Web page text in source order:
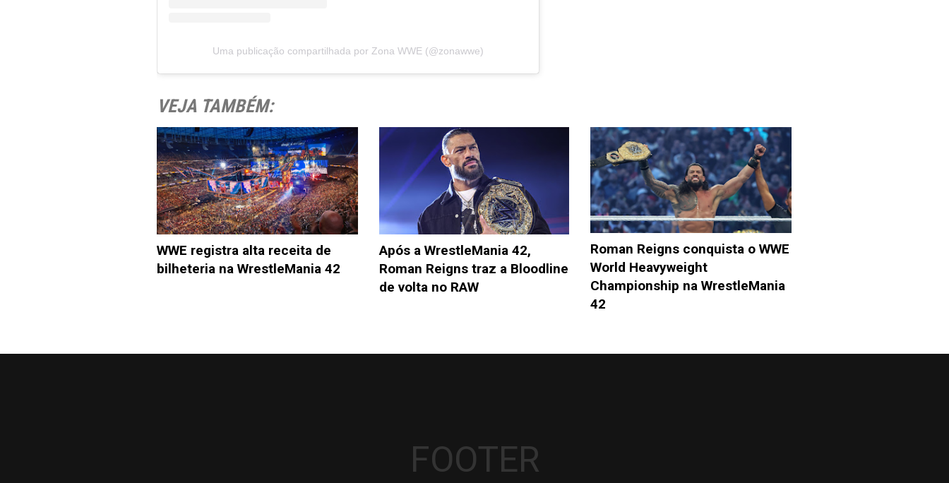
Uma publicação compartilhada por Zona WWE (@zonawwe)
VEJA TAMBÉM:
WWE registra alta receita de
bilheteria na WrestleMania 42
Após a WrestleMania 42,
Roman Reigns traz a Bloodline
de volta no RAW
Roman Reigns conquista o WWE
World Heavyweight
Championship na WrestleMania
42
FOOTER